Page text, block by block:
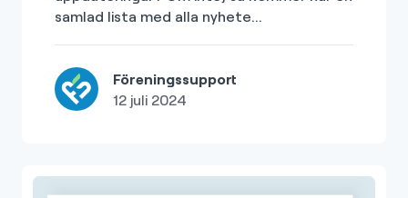
samlad lista med alla nyhete...
Föreningssupport
12 juli 2024